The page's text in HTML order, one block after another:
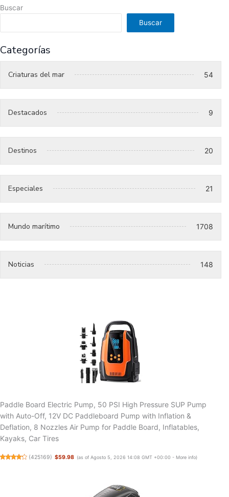
Buscar
Buscar
Categorías
Criaturas del mar 54
Destacados 9
Destinos 20
Especiales 21
Mundo marítimo 1708
Noticias 148
Paddle Board Electric Pump, 50 PSI High Pressure SUP Pump
with Auto-Off, 12V DC Paddleboard Pump with Inflation &
Deflation, 8 Nozzles Air Pump for Paddle Board, Inflatables,
Kayaks, Car Tires
(425169) $59.98 (as of Agosto 5, 2026 14:08 GMT +00:00 - More info)